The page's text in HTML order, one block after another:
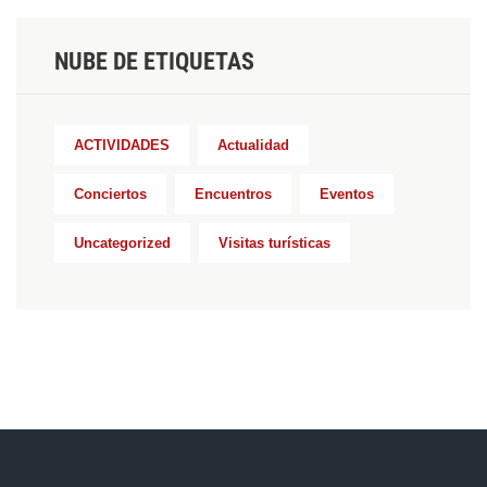
NUBE DE ETIQUETAS
ACTIVIDADES Actualidad
Conciertos Encuentros Eventos
Uncategorized Visitas turísticas